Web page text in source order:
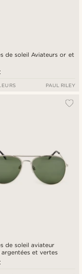
de soleil Aviateurs or et
PAUL RILEY
de soleil aviateur
argentées et vertes